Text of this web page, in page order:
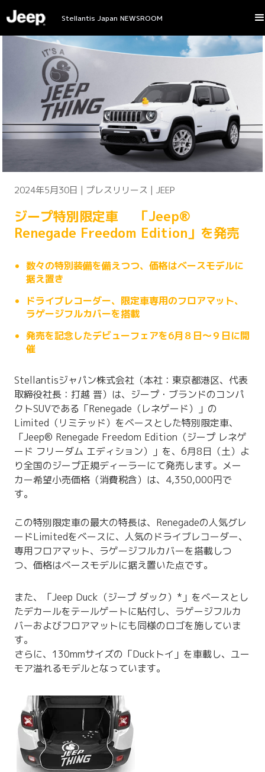
Stellantis Japan NEWSROOM
2024年5月30日 | プレスリリース | JEEP
ジープ特別限定車 「Jeep®
Renegade Freedom Edition」を発売
数々の特別装備を備えつつ、価格はベースモデルに
据え置き
ドライブレコーダー、限定車専用のフロアマット、
ラゲージフルカバーを搭載
発売を記念したデビューフェアを6月８日～９日に開
催
Stellantisジャパン株式会社（本社：東京都港区、代表
取締役社長：打越 晋）は、ジープ・ブランドのコンパ
クトSUVである「Renegade（レネゲード）」の
Limited（リミテッド）をベースとした特別限定車、
「Jeep® Renegade Freedom Edition（ジープ レネゲ
ード フリーダム エディション）」を、6月8日（土）よ
り全国のジープ正規ディーラーにて発売します。メー
カー希望小売価格（消費税含）は、4,350,000円で
す。
この特別限定車の最大の特長は、Renegadeの人気グレ
ードLimitedをベースに、人気のドライブレコーダー、
専用フロアマット、ラゲージフルカバーを搭載しつ
つ、価格はベースモデルに据え置いた点です。
また、「Jeep Duck（ジープ ダック）*」をベースとし
たデカールをテールゲートに貼付し、ラゲージフルカ
バーおよびフロアマットにも同様のロゴを施していま
す。
さらに、130mmサイズの「Duckトイ」を車載し、ユー
モア溢れるモデルとなっています。